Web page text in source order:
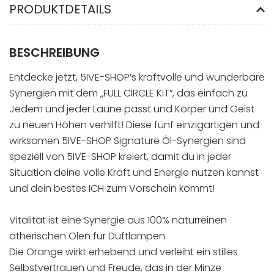
PRODUKTDETAILS
BESCHREIBUNG
Entdecke jetzt, 5IVE-SHOP’s kraftvolle und wunderbare
Synergien mit dem „FULL CIRCLE KIT“, das einfach zu
Jedem und jeder Laune passt und Körper und Geist
zu neuen Höhen verhilft! Diese fünf einzigartigen und
wirksamen 5IVE-SHOP Signature Öl-Synergien sind
speziell von 5IVE-SHOP kreiert, damit du in jeder
Situation deine volle Kraft und Energie nutzen kannst
und dein bestes ICH zum Vorschein kommt!
Vitalität ist eine Synergie aus 100% naturreinen
ätherischen Ölen für Duftlampen
Die Orange wirkt erhebend und verleiht ein stilles
Selbstvertrauen und Freude, das in der Minze